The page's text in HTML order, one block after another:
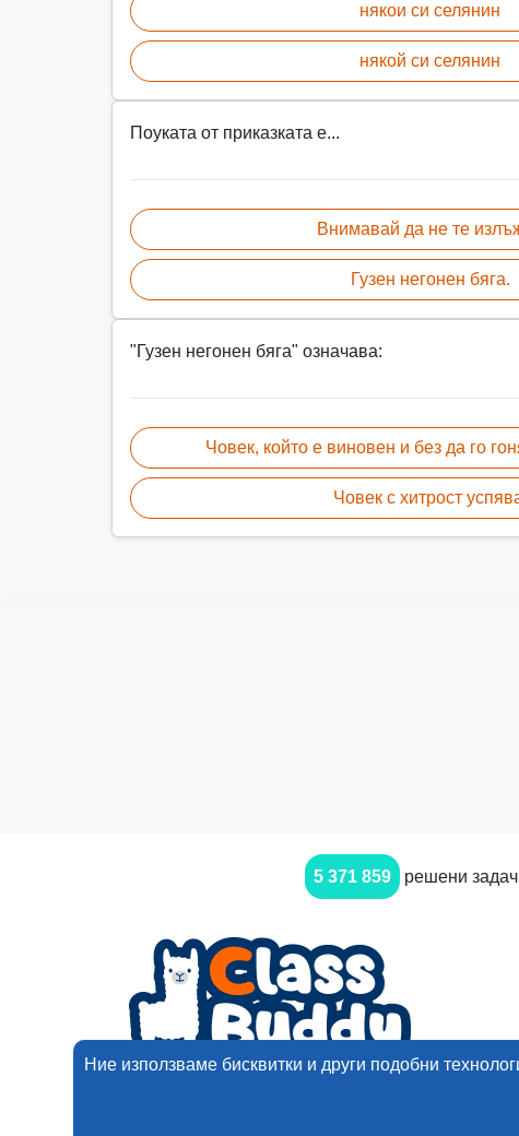
Ние използваме бисквитки и други подобни
някои си селянин
някой си селянин
Поуката от приказката е...
Внимавай да не те
Гузен негонен бяга.
"Гузен негонен бяга" означава:
Човек, който е виновен и без да го
Човек с хитрост
5 371 859 решени
2017-2025